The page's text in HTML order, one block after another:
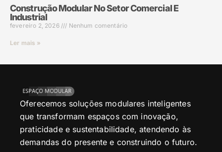
Construção Modular No Setor Comercial E
Industrial
fevereiro 2, 2026 Nenhum comentário
Ler mais »
Oferecemos soluções modulares inteligentes
que transformam espaços com inovação,
praticidade e sustentabilidade, atendendo às
demandas do presente e construindo o futuro.